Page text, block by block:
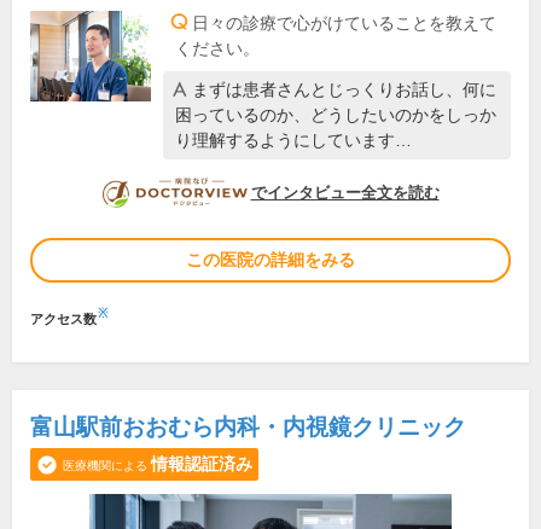
日々の診療で心がけていることを教えて
ください。
まずは患者さんとじっくりお話し、何に
困っているのか、どうしたいのかをしっか
り理解するようにしています…
DOCTORVIEW
でインタビュー全文を読む
この医院の詳細をみる
アクセス数※
富山駅前おおむら内科・内視鏡クリニック
医療機関による 情報認証済み